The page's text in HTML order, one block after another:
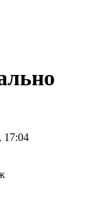
17:04